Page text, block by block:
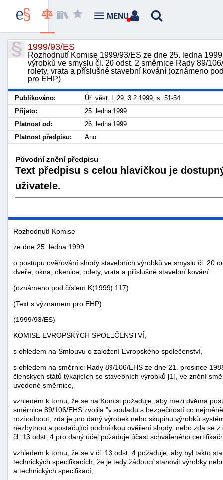
1999/93/ES
Rozhodnutí Komise 1999/93/ES ze dne 25. ledna
výrobků ve smyslu čl. 20 odst. 2 směrnice Rady 89/
rolety, vrata a příslušné stavební kování (oznámeno
pro EHP)
Publikováno:
Úř. věst. L 29, 3.2.1999, s. 51-54
Přijato:
25. ledna 1999
Platnost od:
26. ledna 1999
Platnost předpisu:
Ano
Původní znění předpisu
Text předpisu s celou hlavičkou je
uživatele.
Rozhodnutí Komise
ze dne 25. ledna 1999
o postupu ověřování shody stavebních výrobků ve smyslu čl. 20
dveře, okna, okenice, rolety, vrata a příslušné stavební kování
(oznámeno pod číslem K(1999) 117)
(Text s významem pro EHP)
(1999/93/ES)
KOMISE EVROPSKÝCH SPOLEČENSTVÍ,
s ohledem na Smlouvu o založení Evropského společenství,
s ohledem na směrnici Rady 89/106/EHS ze dne 21. prosince
členských států týkajících se stavebních výrobků [1], ve znění
uvedené směrnice,
vzhledem k tomu, že se na Komisi požaduje, aby mezi dvěma
směrnice 89/106/EHS zvolila "v souladu s bezpečností co
rozhodnout, zda je pro daný výrobek nebo skupinu výrobků
nezbytnou a postačující podmínkou ověření shody, nebo zda se
čl. 13 odst. 4 pro daný účel požaduje účast schváleného
vzhledem k tomu, že se v čl. 13 odst. 4 požaduje, aby byl takto
technických specifikacích; že je tedy žádoucí stanovit výrobky
a technických specifikací;
MENU
náhrady
škody